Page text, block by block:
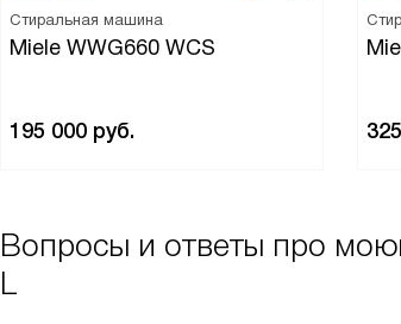
Стиральная машина
Miele WWG660 WCS
195 000 руб.
Вопросы и ответы про
L